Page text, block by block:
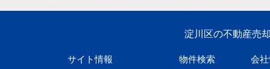
淀川区の不動産売
サイト情報 物件検索 会